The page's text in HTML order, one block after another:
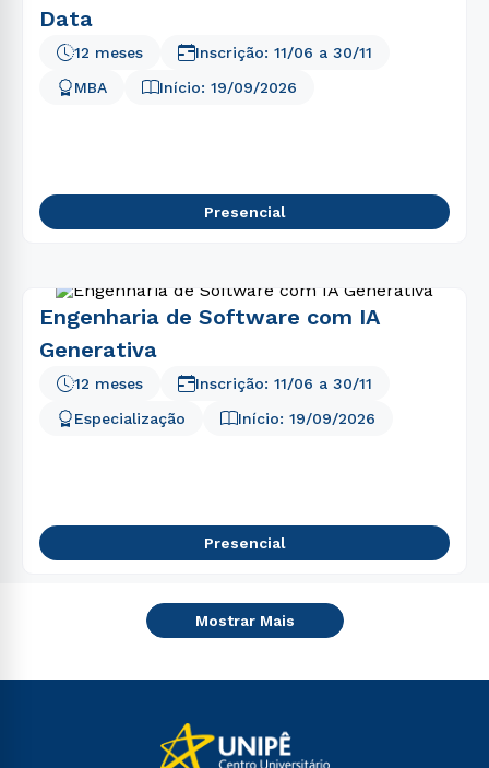
Data
MBA Início: 19/09/2026
12 meses Inscrição: 11/06 a 30/11
Presencial
Engenharia de Software com IA
Generativa
Especialização
12 meses
Início: 19/09/2026
Inscrição: 11/06 a 30/11
Presencial
Mostrar Mais